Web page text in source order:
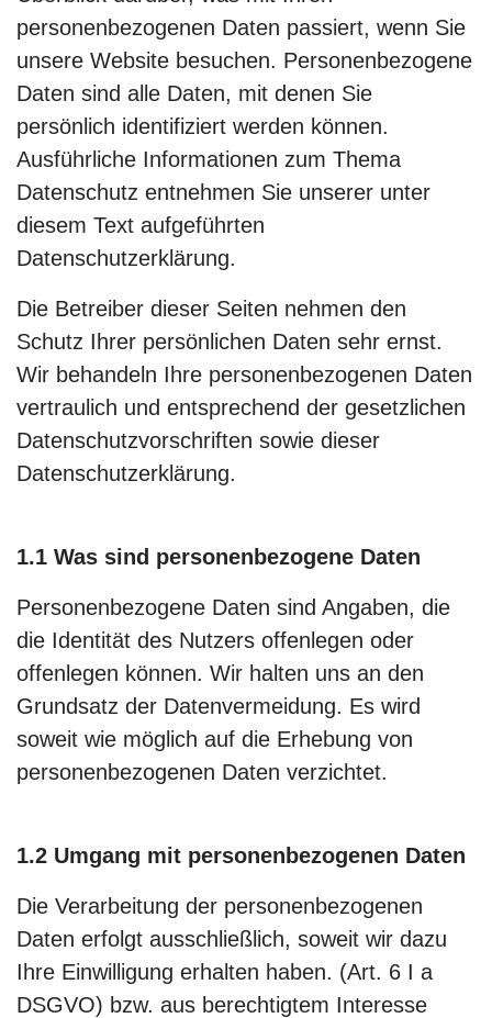
personenbezogenen Daten passiert, wenn Sie
unsere Website besuchen. Personenbezogene
Daten sind alle Daten, mit denen Sie
persönlich identifiziert werden können.
Ausführliche Informationen zum Thema
Datenschutz entnehmen Sie unserer unter
diesem Text aufgeführten
Datenschutzerklärung.
Die Betreiber dieser Seiten nehmen den
Schutz Ihrer persönlichen Daten sehr ernst.
Wir behandeln Ihre personenbezogenen Daten
vertraulich und entsprechend der gesetzlichen
Datenschutzvorschriften sowie dieser
Datenschutzerklärung.
1.1 Was sind personenbezogene Daten
Personenbezogene Daten sind Angaben, die
die Identität des Nutzers offenlegen oder
offenlegen können. Wir halten uns an den
Grundsatz der Datenvermeidung. Es wird
soweit wie möglich auf die Erhebung von
personenbezogenen Daten verzichtet.
1.2 Umgang mit personenbezogenen Daten
Die Verarbeitung der personenbezogenen
Daten erfolgt ausschließlich, soweit wir dazu
Ihre Einwilligung erhalten haben. (Art. 6 I a
DSGVO) bzw. aus berechtigtem Interesse